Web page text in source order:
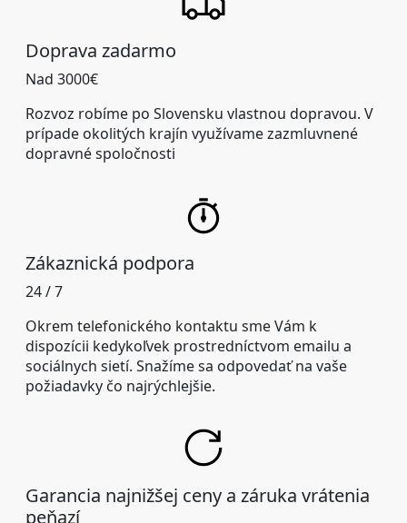
Doprava zadarmo
Nad 3000€
Rozvoz robíme po Slovensku vlastnou dopravou. V
prípade okolitých krajín využívame zazmluvnené
dopravné spoločnosti
Zákaznická podpora
24 / 7
Okrem telefonického kontaktu sme Vám k
dispozícii kedykoľvek prostredníctvom emailu a
sociálnych sietí. Snažíme sa odpovedať na vaše
požiadavky čo najrýchlejšie.
Garancia najnižšej ceny a záruka vrátenia
peňazí